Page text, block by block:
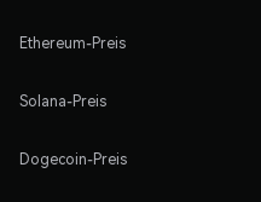
Ethereum-Preis
Solana-Preis
Dogecoin-Preis